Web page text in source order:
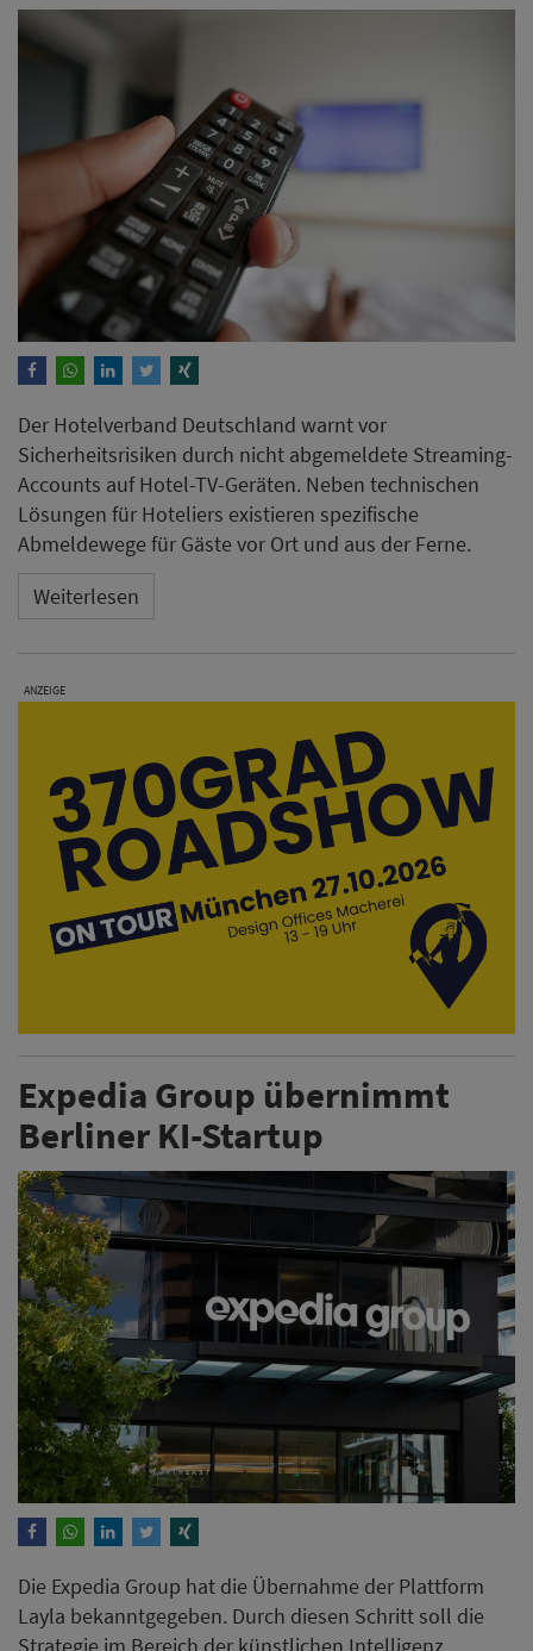
Der Hotelverband Deutschland warnt vor
Sicherheitsrisiken durch nicht abgemeldete Streaming-
Accounts auf Hotel-TV-Geräten. Neben technischen
Lösungen für Hoteliers existieren spezifische
Abmeldewege für Gäste vor Ort und aus der Ferne.
Weiterlesen
ANZEIGE
Expedia Group übernimmt
Berliner KI-Startup
Die Expedia Group hat die Übernahme der Plattform
Layla bekanntgegeben. Durch diesen Schritt soll die
Strategie im Bereich der künstlichen Intelligenz